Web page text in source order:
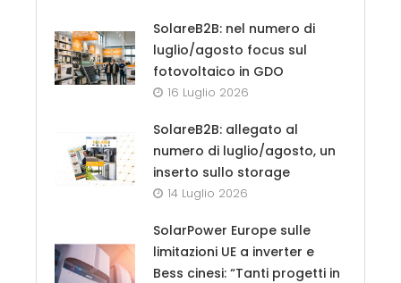
SolareB2B: nel numero di
luglio/agosto focus sul
fotovoltaico in GDO
16 Luglio 2026
SolareB2B: allegato al
numero di luglio/agosto, un
inserto sullo storage
14 Luglio 2026
SolarPower Europe sulle
limitazioni UE a inverter e
Bess cinesi: “Tanti progetti in